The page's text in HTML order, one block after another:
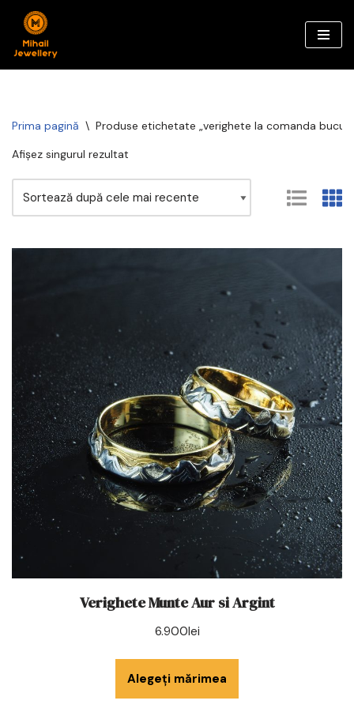
Sari
la
Prima pagină \ Produse etichetate „verighete la comanda
Afișez singurul rezultat
Verighete Munte Aur si Argint
6.900lei
Alegeți mărimea